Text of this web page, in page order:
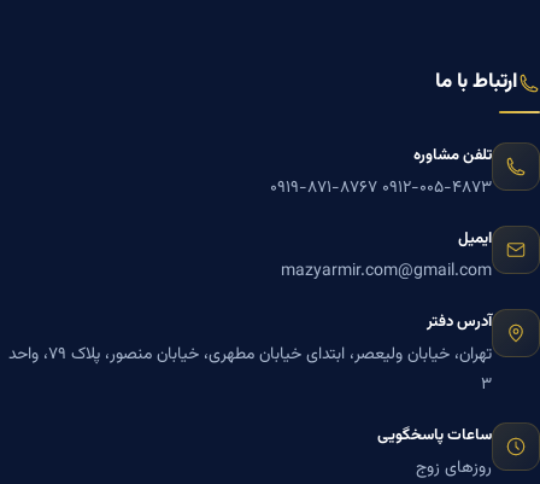
ارتباط با ما
تلفن مشاوره
۰۹۱۲-۰۰۵-۴۸۷۳ ۰۹۱۹-۸۷۱-۸۷۶۷
ایمیل
mazyarmir.com@gmail.com
آدرس دفتر
تهران، خیابان ولیعصر، ابتدای خیابان مطهری، خیابان منصور، پلاک ۷۹، واحد
۳
ساعات پاسخگویی
روزهای زوج